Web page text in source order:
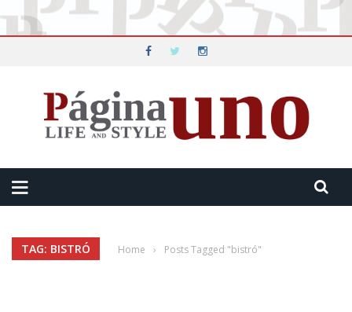
TAG: BISTRÓ Home › Posts Tagged "bistró"